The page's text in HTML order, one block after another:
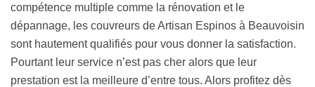
compétence multiple comme la rénovation et le
dépannage, les couvreurs de Artisan Espinos à Beauvoisin
sont hautement qualifiés pour vous donner la satisfaction.
Pourtant leur service n’est pas cher alors que leur
prestation est la meilleure d’entre tous. Alors profitez dès